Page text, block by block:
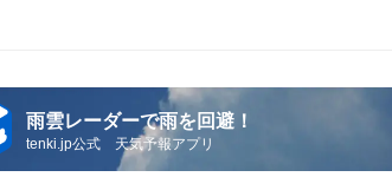
雨雲レーダーで雨を回避！
tenki.jp公式 天気予報アプリ